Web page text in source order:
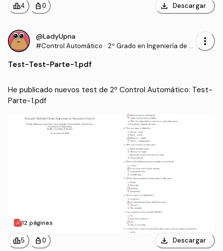
leaderboard4 personal_bag 0 download Descargar
@LadyUpna
#Control Automático · 2º Grado en Ingeniería de T
more_vert
Test-Test-Parte-1.pdf
He publicado nuevos test de 2º Control Automático: Test-
Parte-1.pdf
12 páginas
leaderboard5 personal_bag 0 download Descargar